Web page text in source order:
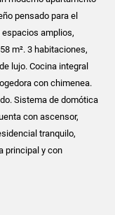
pensado para el
amplios,
m². 3 habitaciones,
lujo. Cocina integral
con chimenea.
Sistema de domótica
con ascensor,
tranquilo,
principal y con